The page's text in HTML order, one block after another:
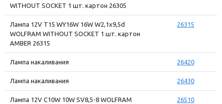
WITHOUT SOCKET 1 шт. картон 26305
Лампа 12V T15 WY16W 16W W2,1x9,5d
WOLFRAM WITHOUT SOCKET 1 шт. картон
AMBER 26315
26315
Лампа накаливания 26420
Лампа накаливания 26430
Лампа 12V C10W 10W SV8,5-8 WOLFRAM
26510